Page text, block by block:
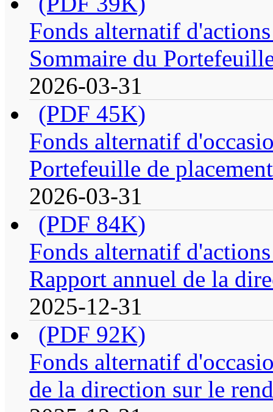
Fonds alternatif
Sommaire du
2026-03-31
(PDF 45K)
Fonds alternatif
Portefeuille de placement
2026-03-31
(PDF 84K)
Fonds alternatif
Rapport annuel de la
2025-12-31
(PDF 92K)
Fonds alternatif
de la direction sur le